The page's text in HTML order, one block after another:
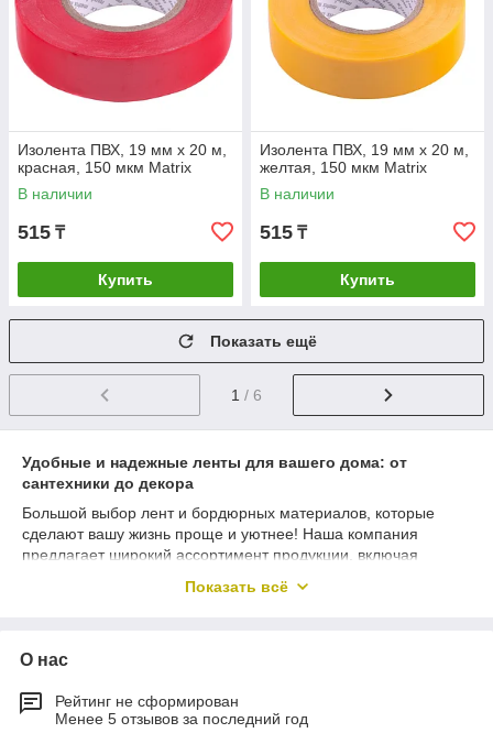
Изолента ПВХ, 19 мм х 20 м,
красная, 150 мкм Matrix
В наличии
515 ₸
Купить
Изолента ПВХ, 19 мм х 20 м,
желтая, 150 мкм Matrix
В наличии
515 ₸
Купить
Показать ещё
1 / 6
Удобные и надежные ленты для вашего дома: от
сантехники до декора
Большой выбор лент и бордюрных материалов, которые
сделают вашу жизнь проще и уютнее! Наша компания
предлагает широкий ассортимент продукции, включая
многое другое. Давайте рассмотрим, как наши продукты
решение для устранения протечек и обеспечения надежного
соединения труб. Мы предлагаем широкий выбор
сантехнических лент, включая ленты для устранения течи,
ленты для сантехнических труб и герметики, которые
Показать всё
О нас
Рейтинг не сформирован
Менее 5 отзывов за последний год